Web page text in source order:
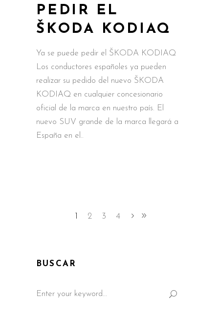
PEDIR EL
ŠKODA KODIAQ
Ya se puede pedir el ŠKODA KODIAQ
Los conductores españoles ya pueden
realizar su pedido del nuevo ŠKODA
KODIAQ en cualquier concesionario
oficial de la marca en nuestro país. El
nuevo SUV grande de la marca llegará a
España en el
2 3 4
BUSCAR
for: